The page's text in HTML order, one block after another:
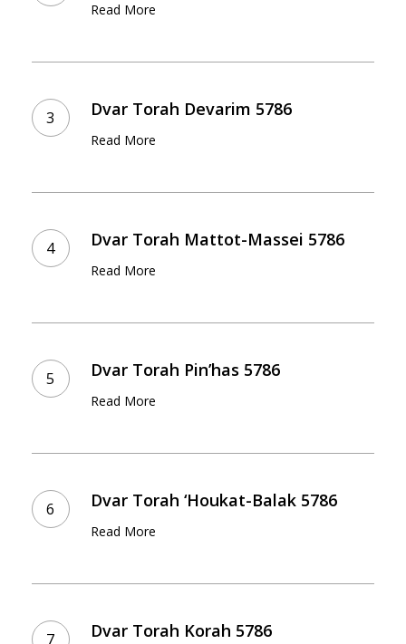
Read More
Torah
Devarim
Dvar Torah Devarim 5786
Read More
Torah
Mattot-
Dvar Torah Mattot-Massei 5786
Read More
Torah
Pin’has
Dvar Torah Pin’has 5786
Read More
Torah
‘Houkat-
Dvar Torah ‘Houkat-Balak 5786
Read More
Torah
Dvar Torah Korah 5786